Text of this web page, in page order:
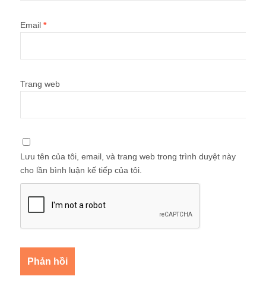
Email *
Trang web
Lưu tên của tôi, email, và trang web trong trình duyệt này
cho lần bình luận kế tiếp của tôi.